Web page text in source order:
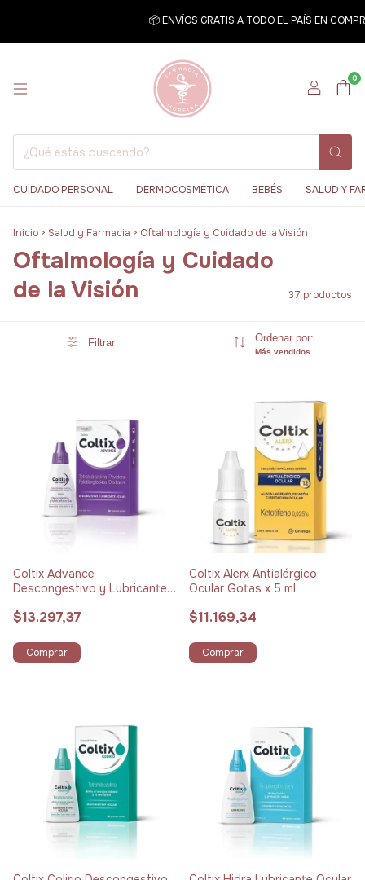
📦 ENVÍOS GRATIS A TODO EL PAÍS EN COMPRAS
0
CUIDADO PERSONAL DERMOCOSMÉTICA BEBÉS SALUD Y
Inicio > Salud y Farmacia > Oftalmología y Cuidado de la Visión
Oftalmología y Cuidado
de la Visión
37 productos
Filtrar Ordenar por:
Más vendidos
Coltix Advance
Descongestivo y Lubricante
$13.297,37
Comprar
Coltix Alerx Antialérgico
Ocular Gotas x 5 ml
$11.169,34
Comprar